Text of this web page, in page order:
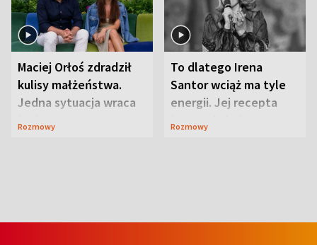
Maciej Orłoś zdradził
kulisy małżeństwa.
Jedna sytuacja wraca
jak bumerang
Rozmowy
To dlatego Irena
Santor wciąż ma tyle
energii. Jej recepta
jest zaskakująco
Rozmowy